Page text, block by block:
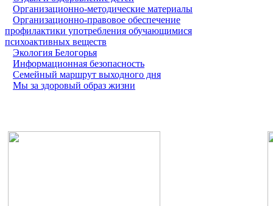
Организационно-методические материалы
Организационно-правовое обеспечение
профилактики употребления обучающимися
психоактивных веществ
Экология Белогорья
Информационная безопасность
Семейный маршрут выходного дня
Мы за здоровый образ жизни